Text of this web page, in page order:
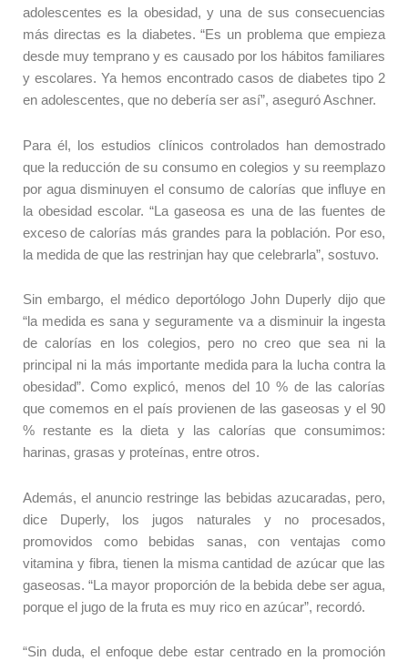
adolescentes es la obesidad, y una de sus consecuencias
más directas es la diabetes. “Es un problema que empieza
desde muy temprano y es causado por los hábitos familiares
y escolares. Ya hemos encontrado casos de diabetes tipo 2
en adolescentes, que no debería ser así”, aseguró Aschner.
Para él, los estudios clínicos controlados han demostrado
que la reducción de su consumo en colegios y su reemplazo
por agua disminuyen el consumo de calorías que influye en
la obesidad escolar. “La gaseosa es una de las fuentes de
exceso de calorías más grandes para la población. Por eso,
la medida de que las restrinjan hay que celebrarla”, sostuvo.
Sin embargo, el médico deportólogo John Duperly dijo que
“la medida es sana y seguramente va a disminuir la ingesta
de calorías en los colegios, pero no creo que sea ni la
principal ni la más importante medida para la lucha contra la
obesidad”. Como explicó, menos del 10 % de las calorías
que comemos en el país provienen de las gaseosas y el 90
% restante es la dieta y las calorías que consumimos:
harinas, grasas y proteínas, entre otros.
Además, el anuncio restringe las bebidas azucaradas, pero,
dice Duperly, los jugos naturales y no procesados,
promovidos como bebidas sanas, con ventajas como
vitamina y fibra, tienen la misma cantidad de azúcar que las
gaseosas. “La mayor proporción de la bebida debe ser agua,
porque el jugo de la fruta es muy rico en azúcar”, recordó.
“Sin duda, el enfoque debe estar centrado en la promoción